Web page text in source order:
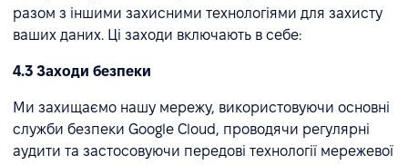
разом з іншими захисними технологіями для захисту
ваших даних. Ці заходи включають в себе:
4.3 Заходи безпеки
Ми захищаємо нашу мережу, використовуючи основні
служби безпеки Google Cloud, проводячи регулярні
аудити та застосовуючи передові технології мережевої